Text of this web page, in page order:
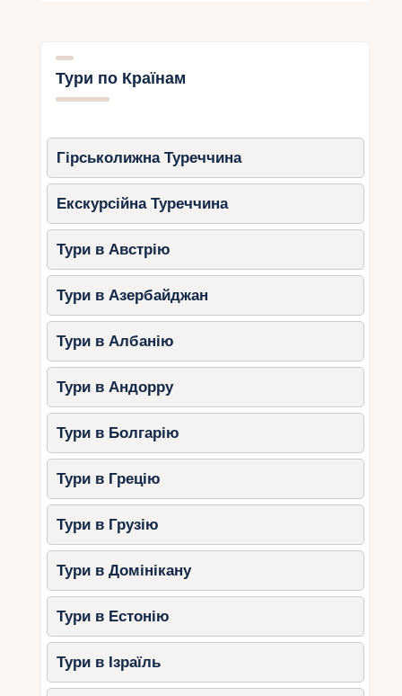
Тури по Країнам
Гірськолижна Туреччина
Екскурсійна Туреччина
Тури в Австрію
Тури в Азербайджан
Тури в Албанію
Тури в Андорру
Тури в Болгарію
Тури в Грецію
Тури в Грузію
Тури в Домінікану
Тури в Естонію
Тури в Ізраїль